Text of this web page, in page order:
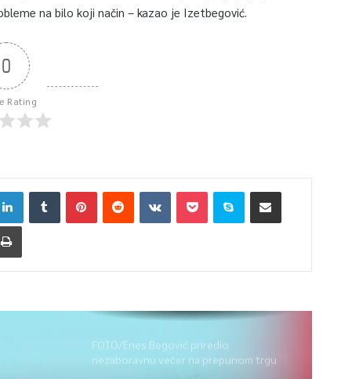
na bilo koji način – kazao je Izetbegović.
0
Rating
FOTO/Enes Begović priredio
nezaboravnu večer na prepunom trgu